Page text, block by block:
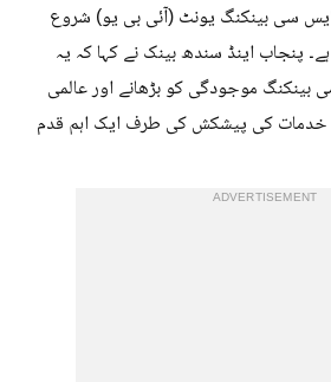
سی بینکنگ یونٹ (آئی بی یو) شروع
پنجاب اینڈ سندھ بینک نے کہا کہ یہ
بینکنگ موجودگی کو بڑھانے اور عالمی
خدمات کی پیشکش کی طرف ایک اہم قدم
ADVERTISEMENT